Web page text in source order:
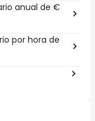
anual de €
por hora de